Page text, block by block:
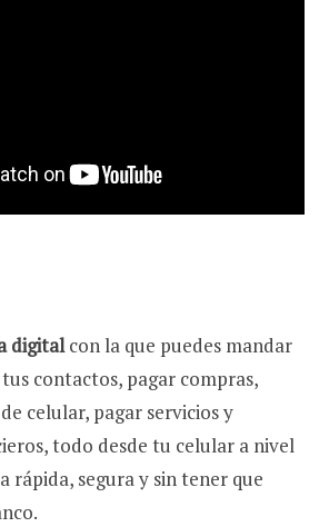
digitalcon la que puedes mandar
contactos, pagar compras,
celular, pagar servicios y
todo desde tu celular a nivel
rápida, segura y sin tener que